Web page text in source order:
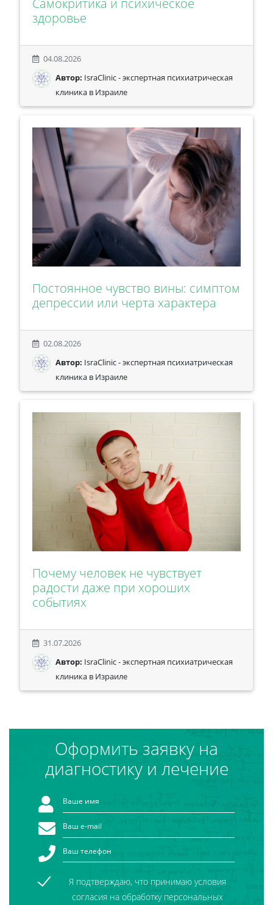
здоровье
04.08.2026
Автор: IsraClinic - экспертная психиатрическая
клиника в Израиле
Постоянное чувство вины: симптом
депрессии или черта характера
02.08.2026
Автор: IsraClinic - экспертная психиатрическая
клиника в Израиле
Почему человек не чувствует
радости даже при хороших
событиях
31.07.2026
Автор: IsraClinic - экспертная психиатрическая
клиника в Израиле
Оформить заявку на
диагностику и лечение
Я подтверждаю, что принимаю условия
согласия на обработку персональных